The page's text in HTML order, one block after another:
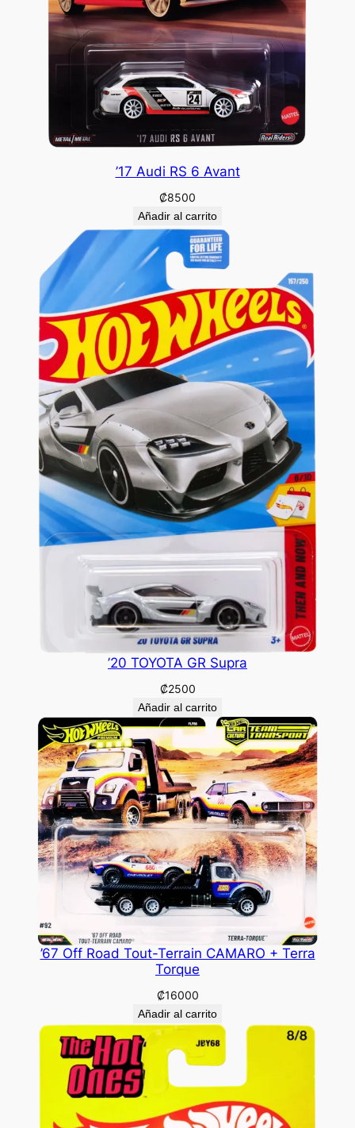
’17 Audi RS 6 Avant
₡8500
Añadir al carrito
’20 TOYOTA GR Supra
₡2500
Añadir al carrito
’67 Off Road Tout-Terrain CAMARO + Terra
Torque
₡16000
Añadir al carrito